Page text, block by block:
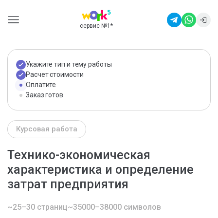
сервис №1 *
Укажите тип и тему работы
Расчет стоимости
Оплатите
Заказ готов
Курсовая работа
Технико-экономическая
характеристика и определение
затрат предприятия
~25–30 страниц~35000–38000 символов